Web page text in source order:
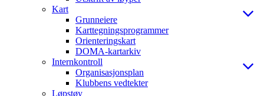
Kart
Grunneiere
Karttegningsprogrammer
Orienteringskart
DOMA-kartarkiv
Internkontroll
Organisasjonsplan
Klubbens vedtekter
Løpstøy